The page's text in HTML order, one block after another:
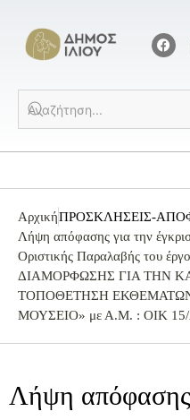
ΑρχικήΠΡΟΣΚΛΗΣΕΙΣ-
Λήψη απόφασης για την
Οριστικής Παραλαβής του
ΔΙΑΜΟΡΦΩΣΗΣ ΓΙΑ ΤΗΝ
ΤΟΠΟΘΕΤΗΣΗ
ΜΟΥΣΕΙΟ» με Α.Μ. : ΟΙΚ 15/
Λήψη απόφασης